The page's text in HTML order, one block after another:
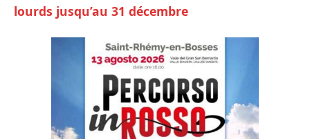
lourds jusqu’au 31 décembre